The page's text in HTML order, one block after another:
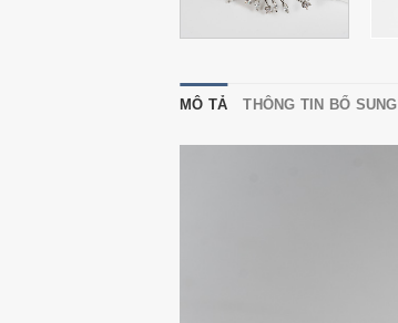
MÔ TẢ THÔNG TIN BỔ SUNG